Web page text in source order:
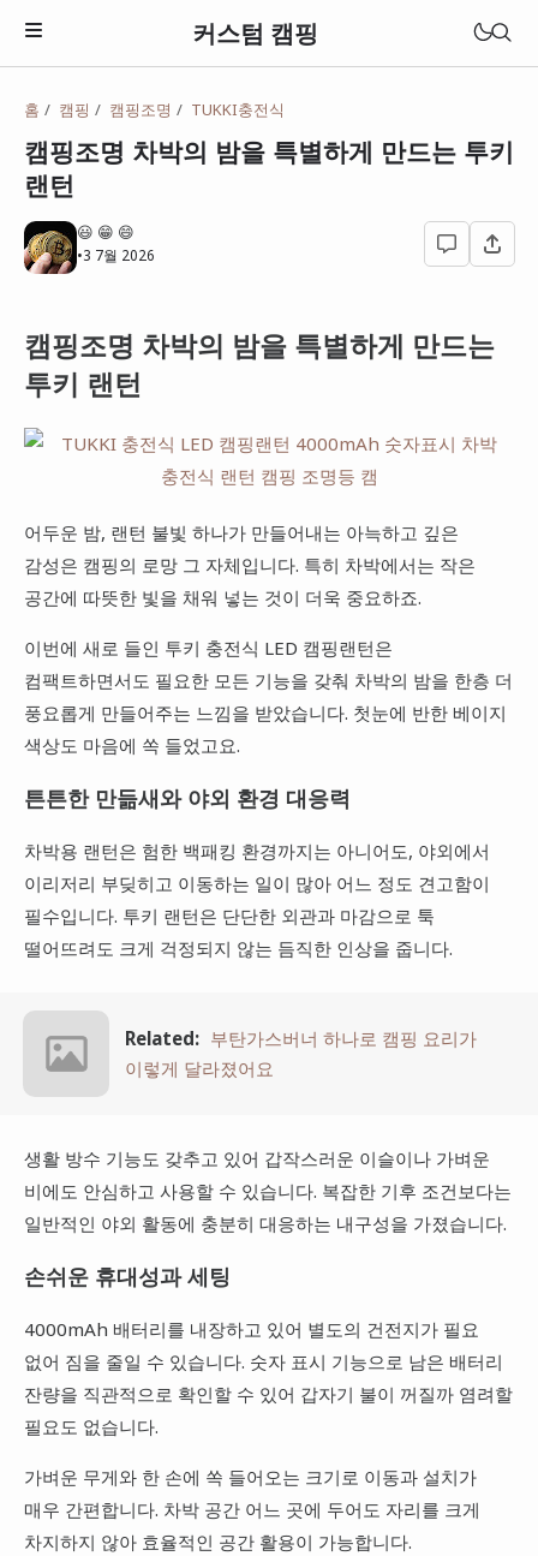
커스텀 캠핑
텐트
원터치 텐트
타프
홈 캠핑 캠핑조명 TUKKI충전식
캠핑조명 차박의 밤을 특별하게 만드는 투키
랜턴
😃 😁 😄
•3 7월 2026
캠핑조명 차박의 밤을 특별하게 만드는
투키 랜턴
어두운 밤, 랜턴 불빛 하나가 만들어내는 아늑하고 깊은
감성은 캠핑의 로망 그 자체입니다. 특히 차박에서는 작은
공간에 따뜻한 빛을 채워 넣는 것이 더욱 중요하죠.
이번에 새로 들인 투키 충전식 LED 캠핑랜턴은
컴팩트하면서도 필요한 모든 기능을 갖춰 차박의 밤을 한층 더
풍요롭게 만들어주는 느낌을 받았습니다. 첫눈에 반한 베이지
색상도 마음에 쏙 들었고요.
튼튼한 만듦새와 야외 환경 대응력
차박용 랜턴은 험한 백패킹 환경까지는 아니어도, 야외에서
이리저리 부딪히고 이동하는 일이 많아 어느 정도 견고함이
필수입니다. 투키 랜턴은 단단한 외관과 마감으로 툭
떨어뜨려도 크게 걱정되지 않는 듬직한 인상을 줍니다.
Related: 부탄가스버너 하나로 캠핑 요리가
이렇게 달라졌어요
생활 방수 기능도 갖추고 있어 갑작스러운 이슬이나 가벼운
비에도 안심하고 사용할 수 있습니다. 복잡한 기후 조건보다는
일반적인 야외 활동에 충분히 대응하는 내구성을 가졌습니다.
손쉬운 휴대성과 세팅
4000mAh 배터리를 내장하고 있어 별도의 건전지가 필요
없어 짐을 줄일 수 있습니다. 숫자 표시 기능으로 남은 배터리
잔량을 직관적으로 확인할 수 있어 갑자기 불이 꺼질까 염려할
필요도 없습니다.
가벼운 무게와 한 손에 쏙 들어오는 크기로 이동과 설치가
매우 간편합니다. 차박 공간 어느 곳에 두어도 자리를 크게
차지하지 않아 효율적인 공간 활용이 가능합니다.